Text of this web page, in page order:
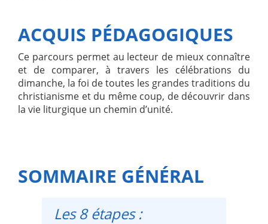
ACQUIS PÉDAGOGIQUES
Ce parcours permet au lecteur de mieux connaître
et de comparer, à travers les célébrations du
dimanche, la foi de toutes les grandes traditions du
christianisme et du même coup, de découvrir dans
la vie liturgique un chemin d’unité.
SOMMAIRE GÉNÉRAL
Les 8 étapes :